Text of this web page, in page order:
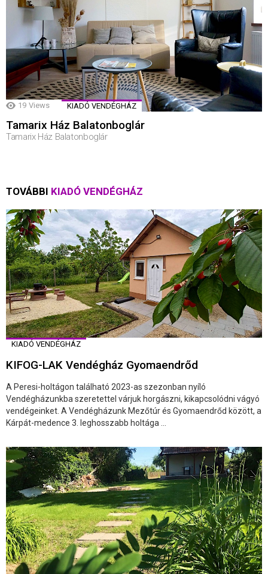
19 Views KIADÓ VENDÉGHÁZ
Tamarix Ház Balatonboglár
Tamarix Ház Balatonboglár
TOVÁBBI KIADÓ VENDÉGHÁZ
KIADÓ VENDÉGHÁZ
KIFOG-LAK Vendégház Gyomaendrőd
A Peresi-holtágon található 2023-as szezonban nyíló
Vendégházunkba szeretettel várjuk horgászni, kikapcsolódni vágyó
vendégeinket. A Vendégházunk Mezőtúr és Gyomaendrőd között, a
Kárpát-medence 3. leghosszabb holtága ...